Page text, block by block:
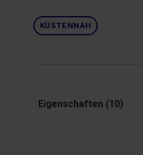
KÜSTENNAH
Eigenschaften (10)